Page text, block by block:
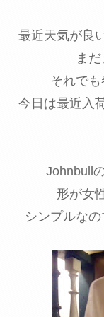
最近天気が良
ま
それでも
今日は最近入
Johnbull
形が女
シンプルな